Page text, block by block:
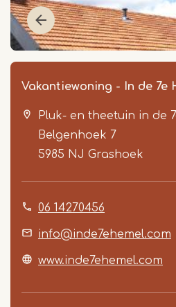
Vakantiewoning - In de 7e
Pluk- en theetuin in de
Belgenhoek 7
5985 NJ Grashoek
06 14270456
info@inde7ehemel.com
www.inde7ehemel.com
Item